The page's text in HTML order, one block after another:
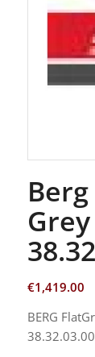
€1,419.00
BERG
38.32.03.00